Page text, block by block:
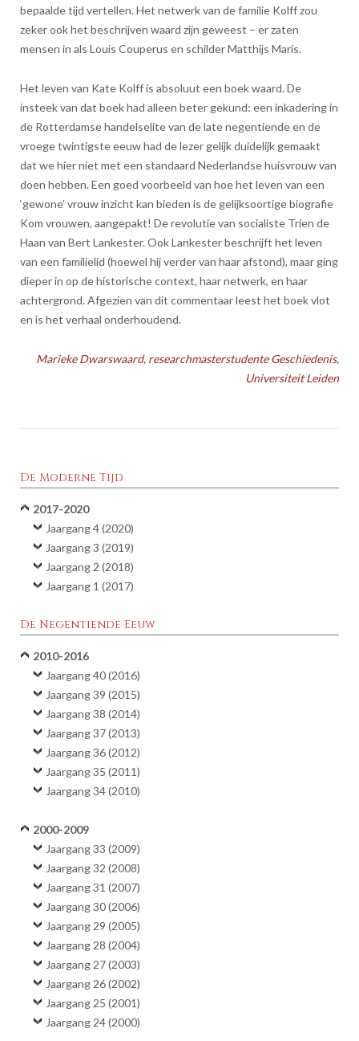
bepaalde tijd vertellen. Het netwerk van de familie Kolff zou
zeker ook het beschrijven waard zijn geweest – er zaten
mensen in als Louis Couperus en schilder Matthijs Maris.
Het leven van Kate Kolff is absoluut een boek waard. De
insteek van dat boek had alleen beter gekund: een inkadering in
de Rotterdamse handelselite van de late negentiende en de
vroege twintigste eeuw had de lezer gelijk duidelijk gemaakt
dat we hier niet met een standaard Nederlandse huisvrouw van
doen hebben. Een goed voorbeeld van hoe het leven van een
‘gewone’ vrouw inzicht kan bieden is de gelijksoortige biografie
Kom vrouwen, aangepakt! De revolutie van socialiste Trien de
Haan van Bert Lankester. Ook Lankester beschrijft het leven
van een familielid (hoewel hij verder van haar afstond), maar ging
dieper in op de historische context, haar netwerk, en haar
achtergrond. Afgezien van dit commentaar leest het boek vlot
en is het verhaal onderhoudend.
Marieke Dwarswaard, researchmasterstudente Geschiedenis,
Universiteit Leiden
De Moderne Tijd
2017-2020
Jaargang 4 (2020)
Jaargang 3 (2019)
Jaargang 2 (2018)
Jaargang 1 (2017)
De Negentiende Eeuw
2010-2016
Jaargang 40 (2016)
Jaargang 39 (2015)
Jaargang 38 (2014)
Jaargang 37 (2013)
Jaargang 36 (2012)
Jaargang 35 (2011)
Jaargang 34 (2010)
2000-2009
Jaargang 33 (2009)
Jaargang 32 (2008)
Jaargang 31 (2007)
Jaargang 30 (2006)
Jaargang 29 (2005)
Jaargang 28 (2004)
Jaargang 27 (2003)
Jaargang 26 (2002)
Jaargang 25 (2001)
Jaargang 24 (2000)